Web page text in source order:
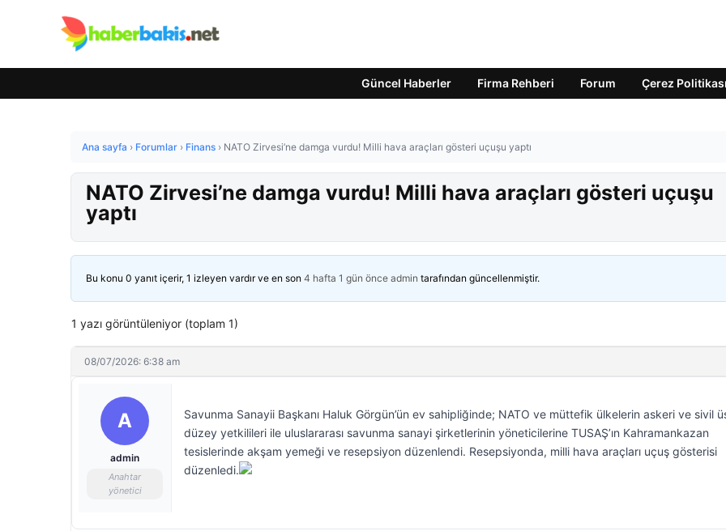
Güncel Haberler Firma Rehberi Forum Çerez Politikası
Ana sayfa › Forumlar › Finans › NATO Zirvesi’ne damga vurdu! Milli hava araçları gösteri uçuşu yaptı
NATO Zirvesi’ne damga vurdu! Milli hava araçları gösteri uçuşu
yaptı
Bu konu 0 yanıt içerir, 1 izleyen vardır ve en son 4 hafta 1 gün önce admin tarafından güncellenmiştir.
1 yazı görüntüleniyor (toplam 1)
08/07/2026: 6:38 am
A
admin
Anahtar
yönetici
Savunma Sanayii Başkanı Haluk Görgün’ün ev sahipliğinde; NATO ve müttefik ülkelerin askeri ve sivil
düzey yetkilileri ile uluslararası savunma sanayi şirketlerinin yöneticilerine TUSAŞ’ın Kahramankazan
tesislerinde akşam yemeği ve resepsiyon düzenlendi. Resepsiyonda, milli hava araçları uçuş gösterisi
düzenledi.